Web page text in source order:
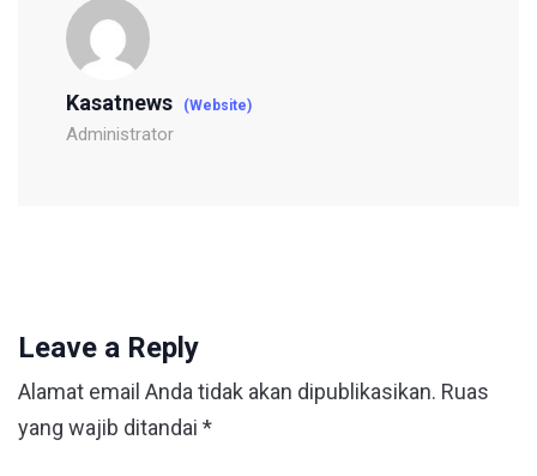
Kasatnews (Website)
Administrator
Leave a Reply
Alamat email Anda tidak akan dipublikasikan. Ruas
yang wajib ditandai *